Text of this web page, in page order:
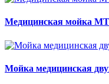
Медицинская мойка
Мойка медицинская